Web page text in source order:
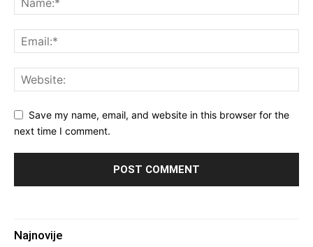
Save my name, email, and website in this browser for the
next time I comment.
Najnovije